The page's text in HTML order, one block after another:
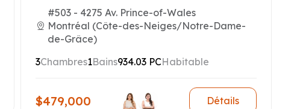
#503 - 4275 Av. Prince-of-Wales
Montréal (Côte-des-Neiges/Notre-Dame-
de-Grâce)
3Chambres1Bains934.03 PCHabitable
$479,000 Détails